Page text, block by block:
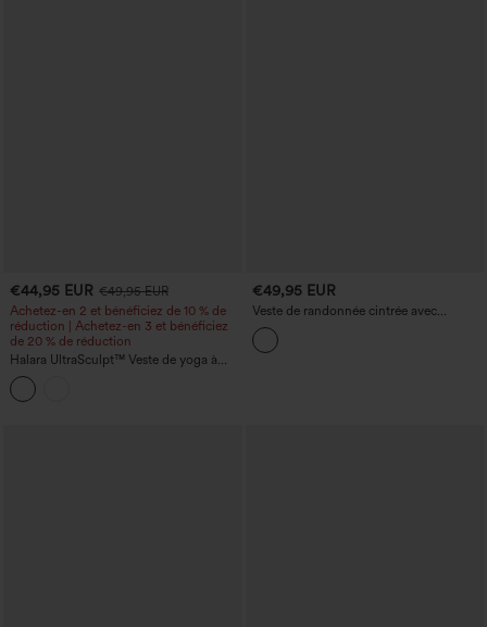
€44,95 EUR €49,95 EUR
Achetez-en 2 et bénéficiez de 10 % de
réduction | Achetez-en 3 et bénéficiez
de 20 % de réduction
Halara UltraSculpt™ Veste de yoga à
effet push-up, manches longues avec
ouverture pour le pouce, fermeture
éclair et ourlet à volants
€49,95 EUR
Veste de randonnée cintrée avec
capuche amovible, ouvertures pour les
pouces et ourlet à volants.